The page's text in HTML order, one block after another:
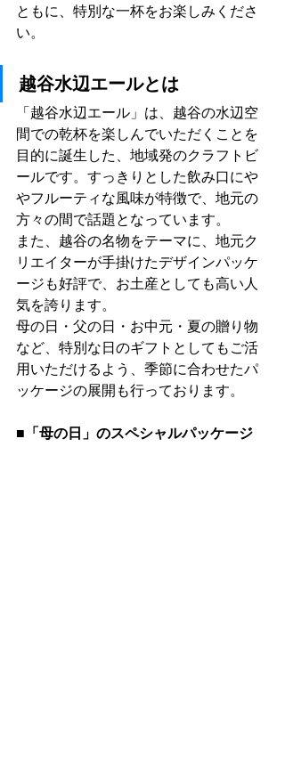
ともに、特別な一杯をお楽しみくださ
い。
越谷水辺エールとは
「越谷水辺エール」は、越谷の水辺空
間での乾杯を楽しんでいただくことを
目的に誕生した、地域発のクラフトビ
ールです。すっきりとした飲み口にや
やフルーティな風味が特徴で、地元の
方々の間で話題となっています。
また、越谷の名物をテーマに、地元ク
リエイターが手掛けたデザインパッケ
ージも好評で、お土産としても高い人
気を誇ります。
母の日・父の日・お中元・夏の贈り物
など、特別な日のギフトとしてもご活
用いただけるよう、季節に合わせたパ
ッケージの展開も行っております。
■ 「母の日」のスペシャルパッケージ